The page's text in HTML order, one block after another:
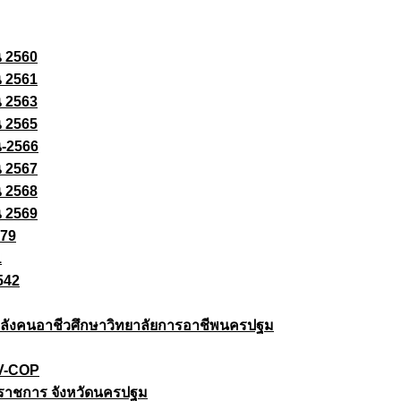
2560
2561
2563
2565
2566
2567
2568
2569
งคนอาชีวศึกษาวิทยาลัยการอาชีพนครปฐม
COP
าชการ จังหวัดนครปฐม